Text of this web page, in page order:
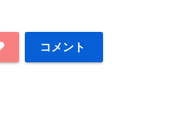
コメント